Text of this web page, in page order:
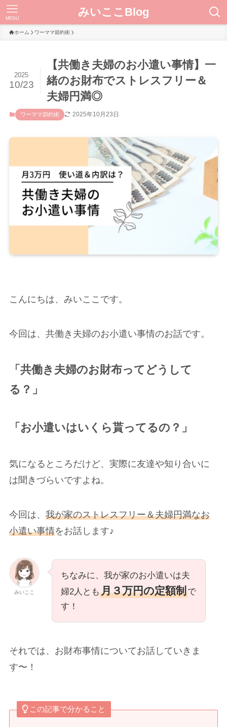
みいここBlog
MENU
ホーム ワーママ節約術
【共働き夫婦のお小遣い事情】一
緒のお財布でストレスフリー＆
夫婦円満◎
2025
10/23
ワーママ節約術 2025年10月23日
こんにちは、みいここです。
今回は、共働き夫婦のお小遣い事情のお話です。
「共働き夫婦のお財布ってどうして
る？」
「お小遣いはいくら貰ってるの？」
気になるところだけど、実際に友達や知り合いに
は聞きづらいですよね。
今回は、 我が家のストレスフリー＆夫婦円満なお
小遣い事情をお話します♪
みいここ
ちなみに、我が家のお小遣いは夫
婦2人とも 月３万円の定額制で
す！
それでは、お財布事情についてお話していきま
す〜！
この記事で分かること